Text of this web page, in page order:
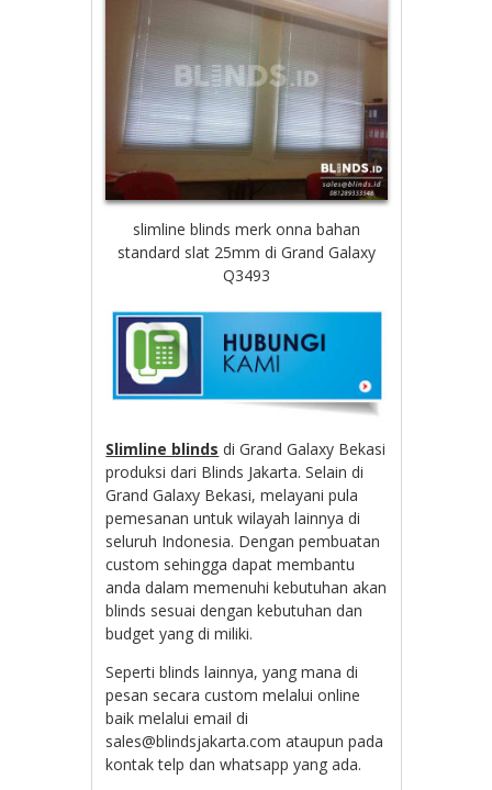
slimline blinds merk onna bahan
standard slat 25mm di Grand Galaxy
Q3493
Slimline blinds di Grand Galaxy Bekasi
produksi dari Blinds Jakarta. Selain di
Grand Galaxy Bekasi, melayani pula
pemesanan untuk wilayah lainnya di
seluruh Indonesia. Dengan pembuatan
custom sehingga dapat membantu
anda dalam memenuhi kebutuhan akan
blinds sesuai dengan kebutuhan dan
budget yang di miliki.
Seperti blinds lainnya, yang mana di
pesan secara custom melalui online
baik melalui email di
sales@blindsjakarta.com ataupun pada
kontak telp dan whatsapp yang ada.